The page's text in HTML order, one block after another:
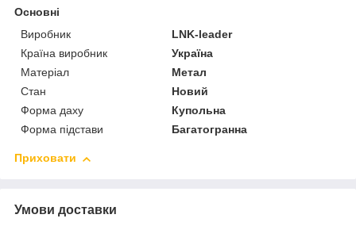
Основні
Виробник
LNK-leader
Країна виробник
Україна
Матеріал
Метал
Стан
Новий
Форма даху
Купольна
Форма підстави
Багатогранна
Приховати
Умови доставки